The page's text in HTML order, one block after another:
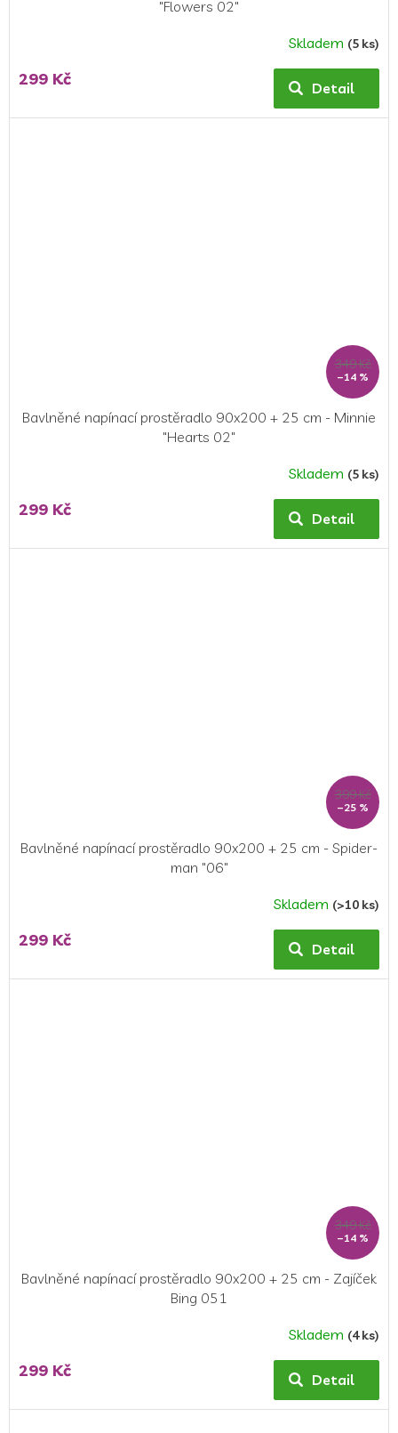
"Flowers 02"
produktu
5,0
Skladem (5 ks)
299 Kč Detail
349 Kč
–14 %
Bavlněné napínací prostěradlo 90x200 + 25 cm - Minnie
"Hearts 02"
Skladem (5 ks)
299 Kč Detail
399 Kč
–25 %
Bavlněné napínací prostěradlo 90x200 + 25 cm - Spider-
man "06"
produktu
Skladem (>10 ks)
299 Kč Detail
349 Kč
–14 %
Bavlněné napínací prostěradlo 90x200 + 25 cm - Zajíček
Bing 051
Skladem (4 ks)
299 Kč Detail